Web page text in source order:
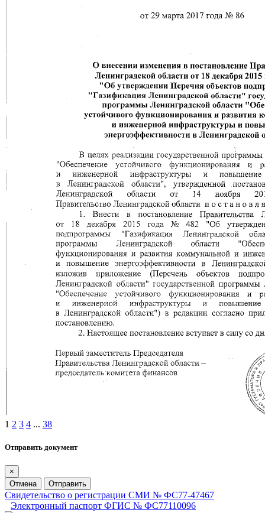
1 2 3 4 ... 38
Отправить документ
×
Отмена
Отправить
Свидетельство о регистрации СМИ № ФС77-47467
Электронный паспорт ФГИС № ФС77110096